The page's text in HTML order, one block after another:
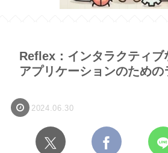
Reflex：インタラクティブ
アプリケーションのための
2024.06.30